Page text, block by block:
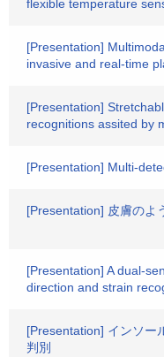
flexible temperature
[Presentation]
invasive and real-time
[Presentation]
recognitions assited by
[Presentation] Multi-
[Presentation] 皮膚のよ
[Presentation] A dual-
direction and strain
[Presentation] インソー
判別